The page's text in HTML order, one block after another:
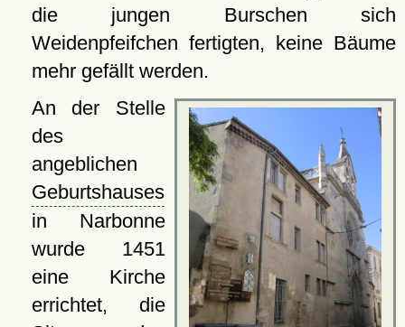
die jungen Burschen sich
Weidenpfeifchen fertigten, keine Bäume
mehr gefällt werden.
An der Stelle
des
angeblichen
Geburtshauses
in Narbonne
wurde 1451
eine Kirche
errichtet, die